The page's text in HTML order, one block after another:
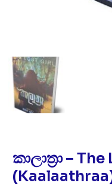
කාලාත්‍රා –